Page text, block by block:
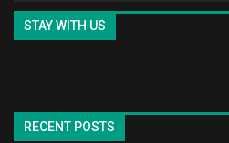
STAY WITH US
RECENT POSTS